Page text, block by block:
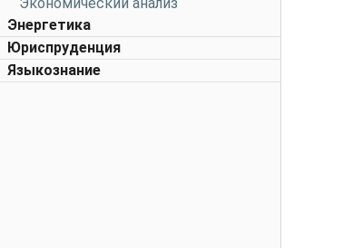
Энергетика
Юриспруденция
Языкознание